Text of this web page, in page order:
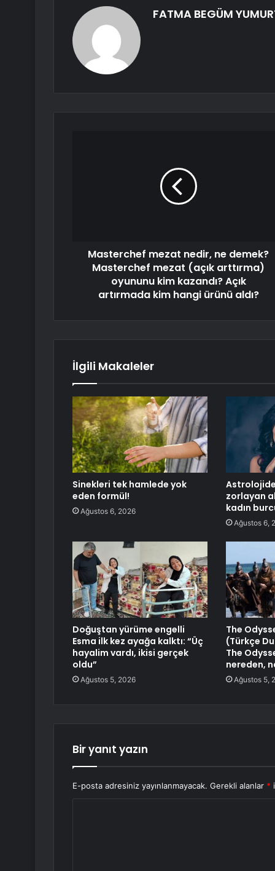
FATMA BEGÜM
Masterchef mezat nedir, ne demek?
Masterchef mezat (açık arttırma)
oyununu kim kazandı? Açık
artırmada kim hangi ürünü aldı?
İlgili Makaleler
Sinekleri tek hamlede yok
eden formül!
Ağustos 6, 2026
Astrolojide
zorlayan
kadın
Ağustos 6,
Doğuştan yürüme engelli
Esma ilk kez ayağa kalktı: “Üç
hayalim vardı, ikisi gerçek
oldu”
Ağustos 5, 2026
The
(Türkçe
The
nereden,
Ağustos 5,
Bir yanıt yazın
E-posta adresiniz yayınlanmayacak. Gerekli alanlar *